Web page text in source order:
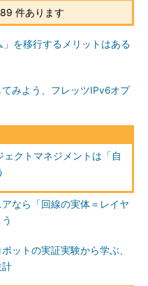
トは電話の問い合わせから
が決まると依頼元と電話会議
もりを経て仕事を受注する
クの細分化と担当者へのア
件あります
を移行するメリットはある
てみよう、フレッツIPv6オプ
クトマネジメントは「自
なら「回線の実体＝レイヤ
ットの実証実験から学ぶ、
計